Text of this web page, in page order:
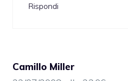
Rispondi
Camillo Miller